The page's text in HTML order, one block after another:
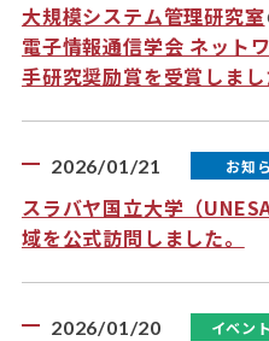
大規模システム管理研究室
電子情報通信学会 ネット
手研究奨励賞を受賞しまし
2026/01/21 お知
スラバヤ国立大学（
域を公式訪問しました。
2026/01/20 イベン